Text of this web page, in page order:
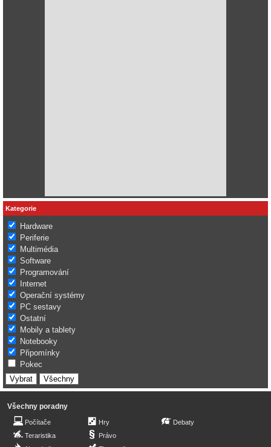
Kategorie
Hardware
Periferie
Multimédia
Software
Programování
Internet
Operační systémy
PC sestavy
Ostatní
Mobily a tablety
Notebooky
Připomínky
Pokec
Všechny poradny
Počítače
Teraristika
Hry
Právo
Debaty